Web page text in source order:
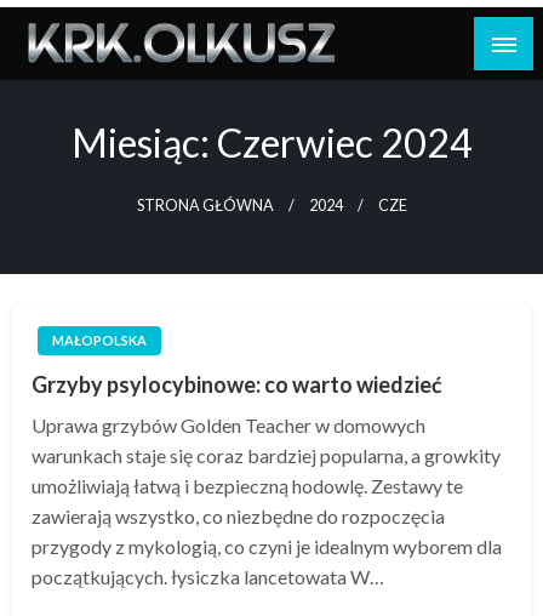
Skip
content
Miesiąc: Czerwiec 2024
STRONA GŁÓWNA 2024 CZE
MAŁOPOLSKA
Grzyby psylocybinowe: co warto wiedzieć
Uprawa grzybów Golden Teacher w domowych
warunkach staje się coraz bardziej popularna, a growkity
umożliwiają łatwą i bezpieczną hodowlę. Zestawy te
zawierają wszystko, co niezbędne do rozpoczęcia
przygody z mykologią, co czyni je idealnym wyborem dla
początkujących. łysiczka lancetowata W…